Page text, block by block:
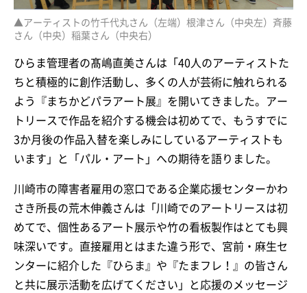
▲アーティストの竹千代丸さん（左端）根津さん（中央左）斉藤
さん（中央）稲葉さん（中央右）
ひらま管理者の髙嶋直美さんは「40人のアーティストた
ちと積極的に創作活動し、多くの人が芸術に触れられる
よう『まちかどパラアート展』を開いてきました。アー
トリースで作品を紹介する機会は初めてで、もうすでに
3か月後の作品入替を楽しみにしているアーティストも
います」と「パル・アート」への期待を語りました。
川崎市の障害者雇用の窓口である企業応援センターかわ
さき所長の荒木伸義さんは「川崎でのアートリースは初
めてで、個性あるアート展示や竹の看板製作はとても興
味深いです。直接雇用とはまた違う形で、宮前・麻生セ
ンターに紹介した『ひらま』や『たまフレ！』の皆さん
と共に展示活動を広げてください」と応援のメッセージ